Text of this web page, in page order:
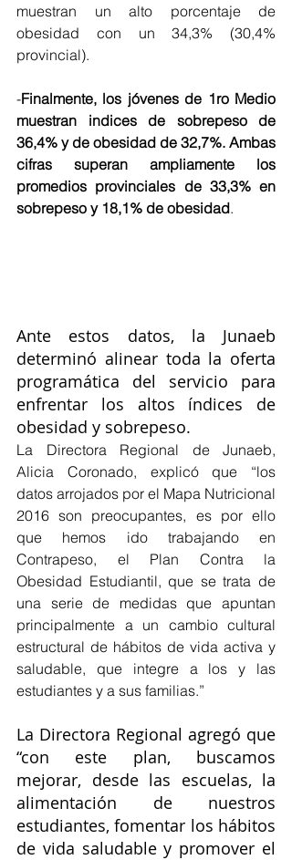
muestran un alto porcentaje de
obesidad con un 34,3% (30,4%
provincial).
-Finalmente, los jóvenes de 1ro Medio
muestran indices de sobrepeso de
36,4% y de obesidad de 32,7%. Ambas
cifras superan ampliamente los
promedios provinciales de 33,3% en
sobrepeso y 18,1% de obesidad.
Ante estos datos, la Junaeb
determinó alinear toda la oferta
programática del servicio para
enfrentar los altos índices de
obesidad y sobrepeso.
La Directora Regional de Junaeb,
Alicia Coronado, explicó que “los
datos arrojados por el Mapa Nutricional
2016 son preocupantes, es por ello
que hemos ido trabajando en
Contrapeso, el Plan Contra la
Obesidad Estudiantil, que se trata de
una serie de medidas que apuntan
principalmente a un cambio cultural
estructural de hábitos de vida activa y
saludable, que integre a los y las
estudiantes y a sus familias.”
La Directora Regional agregó que
“con este plan, buscamos
mejorar, desde las escuelas, la
alimentación de nuestros
estudiantes, fomentar los hábitos
de vida saludable y promover el